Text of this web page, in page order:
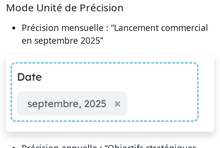
Mode Unité de Précision
Précision mensuelle : “Lancement commercial
en septembre 2025”